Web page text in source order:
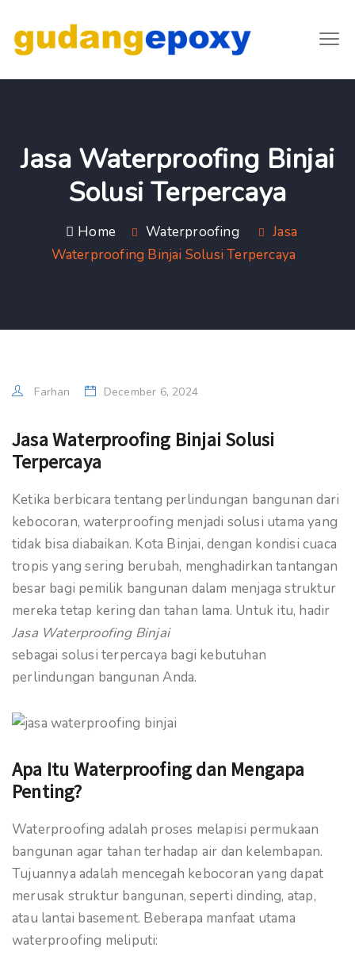
Jasa Waterproofing Binjai
Solusi Terpercaya
Home Waterproofing
Jasa
Waterproofing Binjai Solusi Terpercaya
Farhan December 6, 2024
Jasa Waterproofing Binjai Solusi
Terpercaya
Ketika berbicara tentang perlindungan bangunan dari
kebocoran, waterproofing menjadi solusi utama yang
tidak bisa diabaikan. Kota Binjai, dengan kondisi cuaca
tropis yang sering berubah, menghadirkan tantangan
besar bagi pemilik bangunan dalam menjaga struktur
mereka tetap kering dan tahan lama. Untuk itu, hadir
Jasa Waterproofing Binjai
sebagai solusi terpercaya bagi kebutuhan
perlindungan bangunan Anda.
Apa Itu Waterproofing dan Mengapa
Penting?
Waterproofing adalah proses melapisi permukaan
bangunan agar tahan terhadap air dan kelembapan.
Tujuannya adalah mencegah kebocoran yang dapat
merusak struktur bangunan, seperti dinding, atap,
atau lantai basement. Beberapa manfaat utama
waterproofing meliputi: